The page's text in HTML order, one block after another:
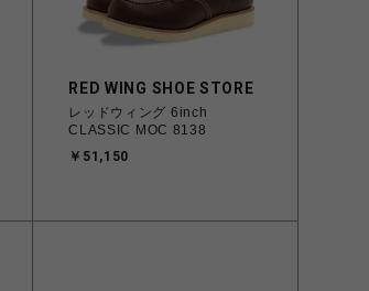
RED WING SHOE STORE
レッドウィング 6inch
CLASSIC MOC 8138
￥51,150